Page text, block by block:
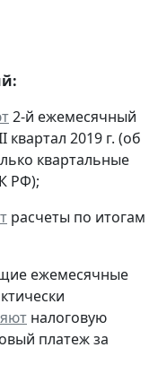
2-й ежемесячный
2019 г. (об
квартальные
РФ);
расчеты по итогам
ежемесячные
налоговую
платеж за